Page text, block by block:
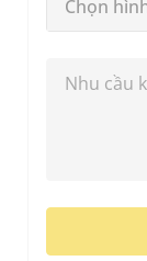
Chọn